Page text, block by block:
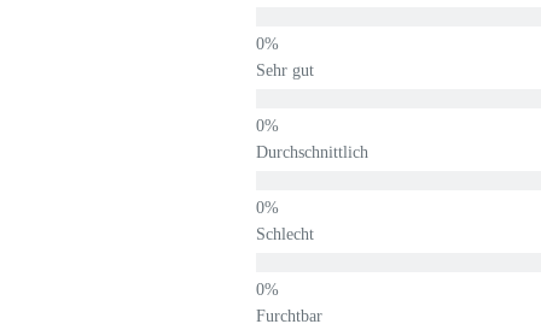
Sehr gut
Durchschnittlich
Schlecht
Furchtbar